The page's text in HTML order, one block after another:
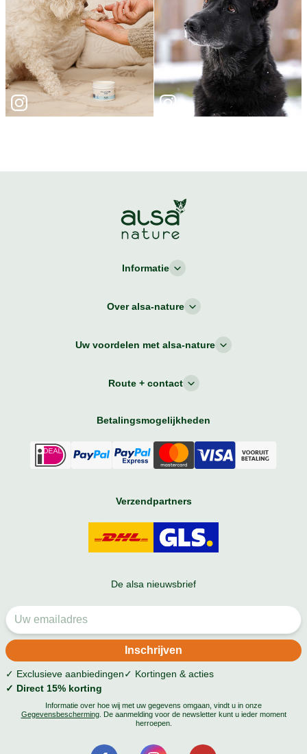
Informatie
Over alsa-nature
Uw voordelen met alsa-nature
Route + contact
Betalingsmogelijkheden
Verzendpartners
De alsa nieuwsbrief
✓ Exclusieve aanbiedingen✓ Kortingen & acties
✓ Direct 15% korting
Informatie over hoe wij met uw gegevens omgaan, vindt u in onze
Gegevensbescherming. De aanmelding voor de newsletter kunt u ieder moment
herroepen.